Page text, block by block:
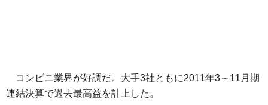
コンビニ業界が好調だ。大手3社ともに2011年3～11月期
連結決算で過去最高益を計上した。